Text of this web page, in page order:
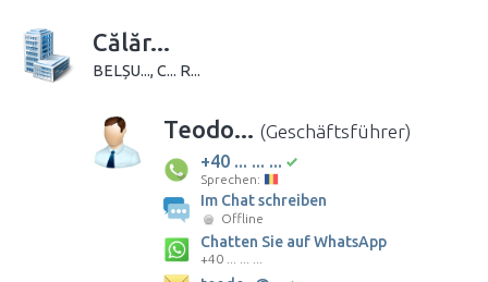
Călăr...
BELȘU..., C... R...
Teodo... (Geschäftsführer)
+40 ... ... ...
Sprechen:
Im Chat schreiben
Offline
Chatten Sie auf WhatsApp
+40 ... ... ...